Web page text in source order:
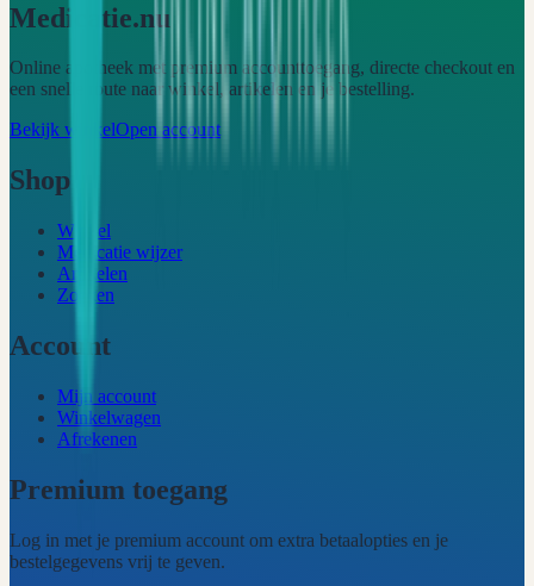
Medicatie.nu
Online apotheek met premium accounttoegang, directe checkout en
een snelle route naar winkel, artikelen en je bestelling.
Bekijk winkelOpen account
Shop
Winkel
Medicatie wijzer
Artikelen
Zoeken
Account
Mijn account
Winkelwagen
Afrekenen
Premium toegang
Log in met je premium account om extra betaalopties en je
bestelgegevens vrij te geven.